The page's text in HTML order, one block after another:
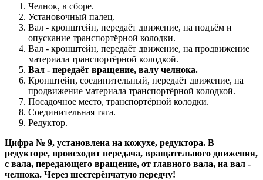
Челнок, в сборе.
Установочный палец.
Вал - кронштейн, передаёт движение, на подъём и
опускание транспортёрной колодки.
Вал - кронштейн, передаёт движение, на продвижение
материала транспортёрной колодкой.
Вал - передаёт вращение, валу челнока.
Кронштейн, соединительный, передаёт движение, на
продвижение материала транспортёрной колодкой.
Посадочное место, транспортёрной колодки.
Соединительная тяга.
Редуктор.
Цифра № 9, установлена на кожухе, редуктора. В
редукторе, происходит передача, вращательного движения,
с вала, передающего вращение, от главного вала, на вал -
челнока. Через шестерёнчатую передчу!